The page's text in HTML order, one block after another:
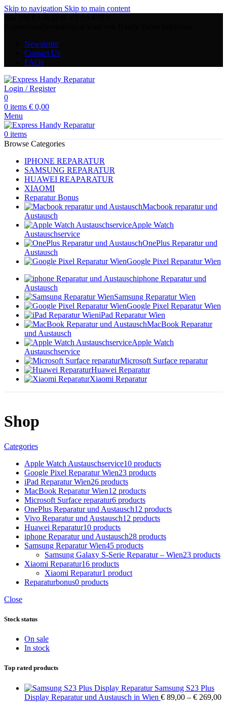
Skip to navigation Skip to main content
Newsletter
Contact Us
FAQs
Login / Register
0
0 items € 0,00
Menu
0 items
Browse Categories
IPHONE REPARATUR
SAMSUNG REPARATUR
HUAWEI REAPARATUR
XIAOMI
Reparatur Bonus
Macbook reparatur und
Austausch
Apple Watch
Austauschservice
OnePlus Reparatur und
Austausch
Google Pixel Reparatur Wien
iphone Reparatur und
Austausch
Samsung Reparatur Wien
Google Pixel Reparatur Wien
iPad Reparatur Wien
MacBook Reparatur
und Austausch
Apple Watch
Austauschservice
Microsoft Surface reparatur
Huawei Reparatur
Xiaomi Reparatur
Shop
Categories
Apple Watch Austauschservice10 products
Google Pixel Reparatur Wien23 products
iPad Reparatur Wien26 products
MacBook Reparatur Wien12 products
Microsoft Surface reparatur6 products
OnePlus Reparatur und Austausch12 products
Vivo Reparatur und Austausch12 products
Huawei Reparatur10 products
iphone Reparatur und Austausch28 products
Samsung Reparatur Wien45 products
Samsung Galaxy S-Serie Reparatur – Wien23 products
Xiaomi Reparatur16 products
Xiaomi Reparatur1 product
Reparaturbonus0 products
Close
Stock status
On sale
In stock
Top rated products
Samsung S23 Plus
Display Reparatur und Austausch in Wien € 89,00 – € 269,00